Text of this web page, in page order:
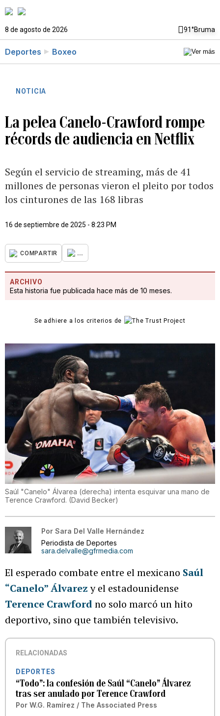
8 de agosto de 2026 91°Bruma
Deportes Boxeo
NOTICIA
La pelea Canelo-Crawford rompe
récords de audiencia en Netflix
Según el servicio de streaming, más de 41
millones de personas vieron el pleito por todos
los cinturones de las 168 libras
16 de septiembre de 2025 - 8:23 PM
COMPARTIR ...
ARCHIVO
Esta historia fue publicada hace más de 10 meses.
Se adhiere a los criterios de
Saúl "Canelo" Álvarea (derecha) intenta esquivar una mano de
Terence Crawford. (David Becker)
Por Sara Del Valle Hernández
Periodista de Deportes
sara.delvalle@gfrmedia.com
El esperado combate entre el mexicano Saúl
“Canelo” Álvarezy el estadounidense
Terence Crawfordno solo marcó un hito
deportivo, sino que también televisivo.
RELACIONADAS
DEPORTES
“Todo”: la confesión de Saúl “Canelo” Álvarez
tras ser anulado por Terence Crawford
Por W.G. Ramírez / The Associated Press